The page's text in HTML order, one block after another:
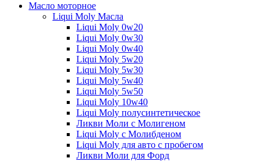
Масло моторное
Liqui Moly Масла
Liqui Moly 0w20
Liqui Moly 0w30
Liqui Moly 0w40
Liqui Moly 5w20
Liqui Moly 5w30
Liqui Moly 5w40
Liqui Moly 5w50
Liqui Moly 10w40
Liqui Moly полусинтетическое
Ликви Моли с Молигеном
Liqui Moly с Молибденом
Liqui Moly для авто с пробегом
Ликви Моли для Форд